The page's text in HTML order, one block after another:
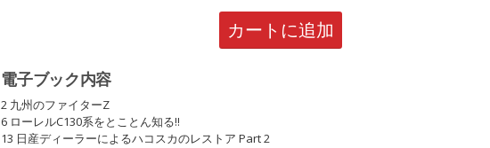
カートに追加
電子ブック内容
2 九州のファイターZ
6 ローレルC130系をとことん知る!!
13 日産ディーラーによるハコスカのレストア Part 2